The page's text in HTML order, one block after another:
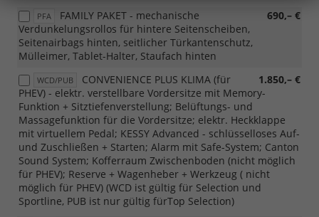
PFA 690,– €
FAMILY PAKET - mechanische
Verdunkelungsrollos für hintere Seitenscheiben,
Seitenairbags hinten, seitlicher Türkantenschutz,
Mülleimer, Tablet-Halter, Staufach hinten
WCD/PUB 1.850,– €
CONVENIENCE PLUS KLIMA (für
PHEV) - elektr. verstellbare Vordersitze mit Memory-
Funktion + Sitztiefenverstellung; Belüftungs- und
Massagefunktion für die Vordersitze; elektr. Heckklappe
mit virtuellem Pedal; KESSY Advanced - schlüsselloses Auf-
und Zuschließen + Starten; Alarm mit Safe-System; Canton
Sound System; Kofferraum Zwischenboden (nicht möglich
für PHEV); Reserve + Wagenheber + Werkzeug ( nicht
möglich für PHEV) (WCD ist gültig für Selection und
Sportline, PUB ist nur gültig fürTop Selection)